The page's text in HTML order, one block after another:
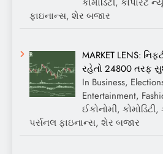
કોમોડિટી, કોર્પોરેટ
ફાઇનાન્સ, શેર બજાર
MARKET LENS:
રહેતો 24800 તરફ
In Business,
Entertainment,
ઈકોનોમી,
પર્સનલ ફાઇનાન્સ, શેર બજાર